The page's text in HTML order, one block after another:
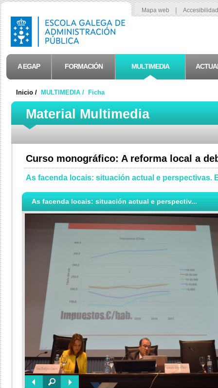
Mapa web |
A EGAP FORMACIÓN MULTIMEDIA
Inicio / MULTIMEDIA / Ficha
Material Multimedia
Curso monográfico: A reforma local a
As facenda locais: situación actual e perspectivas.
As facenda locais: situación actual e perspectiv...